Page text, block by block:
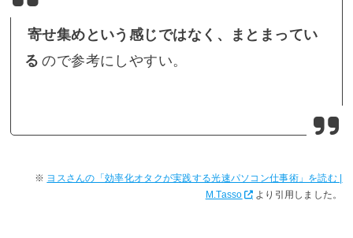
寄せ集めという感じではなく、まとまってい
る ので参考にしやすい。
ヨスさんの「効率化オタクが実践する光速パソコン仕事術」を読む |
M.Tasso
より引用しました。